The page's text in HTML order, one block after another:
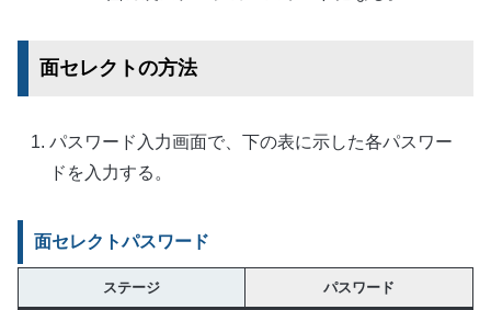
面セレクトの方法
パスワード入力画面で、下の表に示した各パスワー
ドを入力する。
面セレクトパスワード
ステージ パスワード